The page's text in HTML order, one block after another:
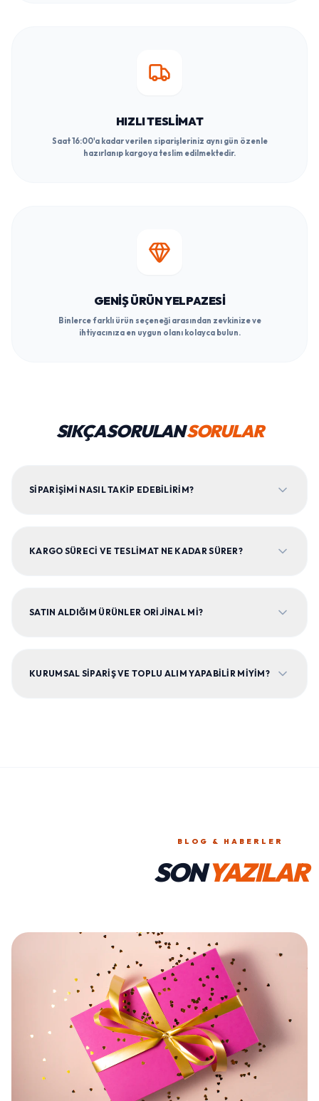
HIZLI TESLIMAT
Saat 16:00'a kadar verilen siparişleriniz aynı gün özenle
hazırlanıp kargoya teslim edilmektedir.
GENIŞ ÜRÜN YELPAZESI
Binlerce farklı ürün seçeneği arasından zevkinize ve
ihtiyacınıza en uygun olanı kolayca bulun.
SIKÇA SORULANSORULAR
SIPARIŞIMI NASIL TAKIP EDEBILIRIM?
KARGO SÜRECI VE TESLIMAT NE KADAR SÜRER?
SATIN ALDIĞIM ÜRÜNLER ORIJINAL MI?
KURUMSAL SIPARIŞ VE TOPLU ALIM YAPABILIR MIYIM?
BLOG & HABERLER
SONYAZILAR